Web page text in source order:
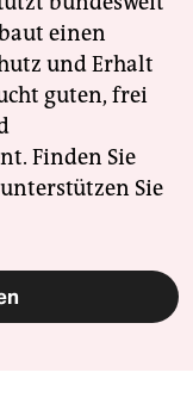
einen
und Erhalt
guten, frei
Finden Sie
Sie